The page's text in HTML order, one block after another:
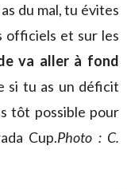
du mal, tu évites
officiels et sur les
va aller à fond
si tu as un déficit
tôt possible pour
Cup.Photo : C.